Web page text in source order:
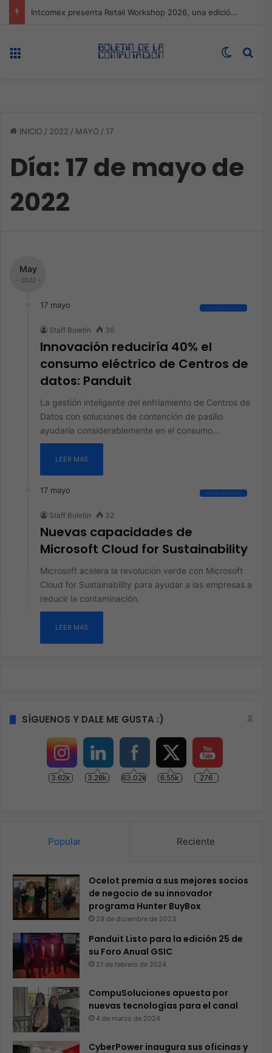
Expo technology CDMX, nueva sede con récord de audiencia
Switch
INICIO / 2022 / MAYO / 17
Día: 17 de mayo de
2022
May
- 2022 -
17 mayo Infraestructura
Staff Boletín 36
Innovación reduciría 40% el
consumo eléctrico de Centros de
datos: Panduit
La gestión inteligente del enfriamiento de Centros de
Datos con soluciones de contención de pasillo
ayudaría considerablemente en el consumo…
LEER MÁS
17 mayo Infraestructura
Staff Boletín 32
Nuevas capacidades de
Microsoft Cloud for Sustainability
Microsoft acelera la revolución verde con Microsoft
Cloud for Sustainability para ayudar a las empresas a
reducir la contaminación.
LEER MÁS
SÍGUENOS Y DALE ME GUSTA :)
3.62k 3.28k 63.02k 6.55k 276
Popular Reciente
Ocelot premia a sus mejores socios
de negocio de su innovador
programa Hunter BuyBox
29 de diciembre de 2023
Panduit Listo para la edición 25 de
su Foro Anual GSIC
21 de febrero de 2024
CompuSoluciones apuesta por
nuevas tecnologías para el canal
4 de marzo de 2024
CyberPower inaugura sus oficinas y